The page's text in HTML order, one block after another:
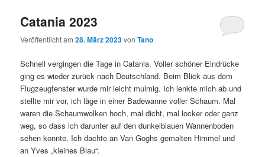
Catania 2023
Veröffentlicht am28. März 2023vonTano
Schnell vergingen die Tage in Catania. Voller schöner Eindrücke
ging es wieder zurück nach Deutschland. Beim Blick aus dem
Flugzeugfenster wurde mir leicht mulmig. Ich lenkte mich ab und
stellte mir vor, ich läge in einer Badewanne voller Schaum. Mal
waren die Schaumwolken hoch, mal dicht, mal locker oder ganz
weg, so dass ich darunter auf den dunkelblauen Wannenboden
sehen konnte. Ich dachte an Van Goghs gemalten Himmel und
an Yves „kleines Blau“.